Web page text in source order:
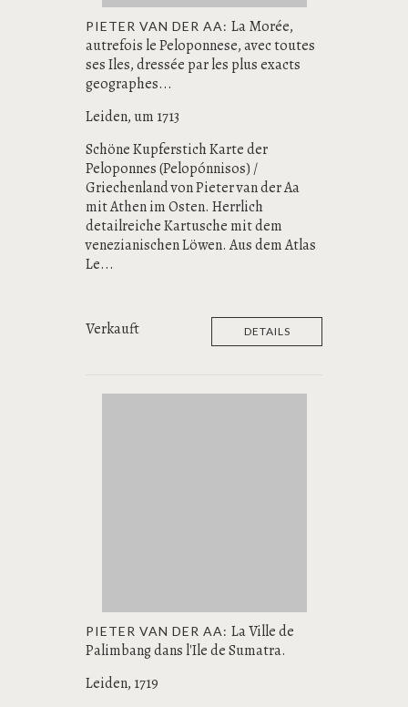
PIETER VAN DER AA: La Morée,
autrefois le Peloponnese, avec toutes
ses Iles, dressée par les plus exacts
geographes...
Leiden, um 1713
Schöne Kupferstich Karte der
Peloponnes (Pelopónnisos) /
Griechenland von Pieter van der Aa
mit Athen im Osten. Herrlich
detailreiche Kartusche mit dem
venezianischen Löwen. Aus dem Atlas
Le...
Verkauft DETAILS
PIETER VAN DER AA: La Ville de
Palimbang dans l'Ile de Sumatra.
Leiden, 1719